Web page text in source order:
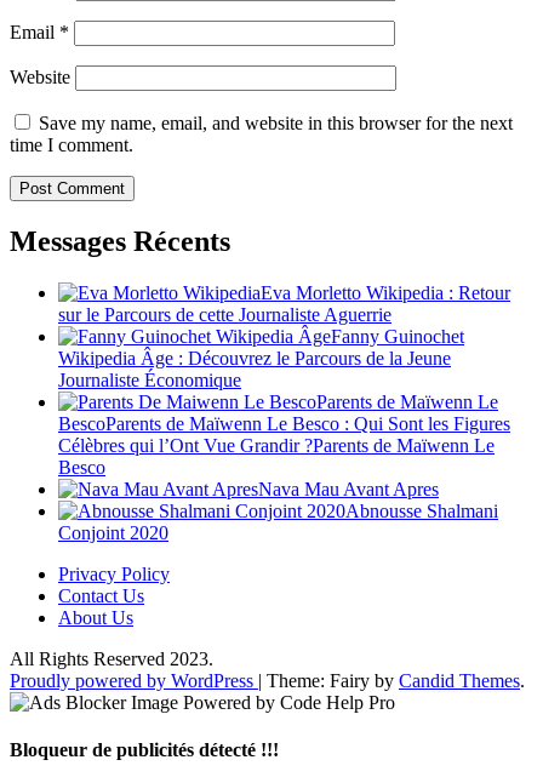
Email *
Website
Save my name, email, and website in this browser for the next
time I comment.
Messages Récents
Eva Morletto Wikipedia : Retour
sur le Parcours de cette Journaliste Aguerrie
Fanny Guinochet
Wikipedia Âge : Découvrez le Parcours de la Jeune
Journaliste Économique
Parents de Maïwenn Le
BescoParents de Maïwenn Le Besco : Qui Sont les Figures
Célèbres qui l’Ont Vue Grandir ?Parents de Maïwenn Le
Besco
Nava Mau Avant Apres
Abnousse Shalmani
Conjoint 2020
Privacy Policy
Contact Us
About Us
All Rights Reserved 2023.
Proudly powered by WordPress | Theme: Fairy by Candid Themes.
Bloqueur de publicités détecté !!!